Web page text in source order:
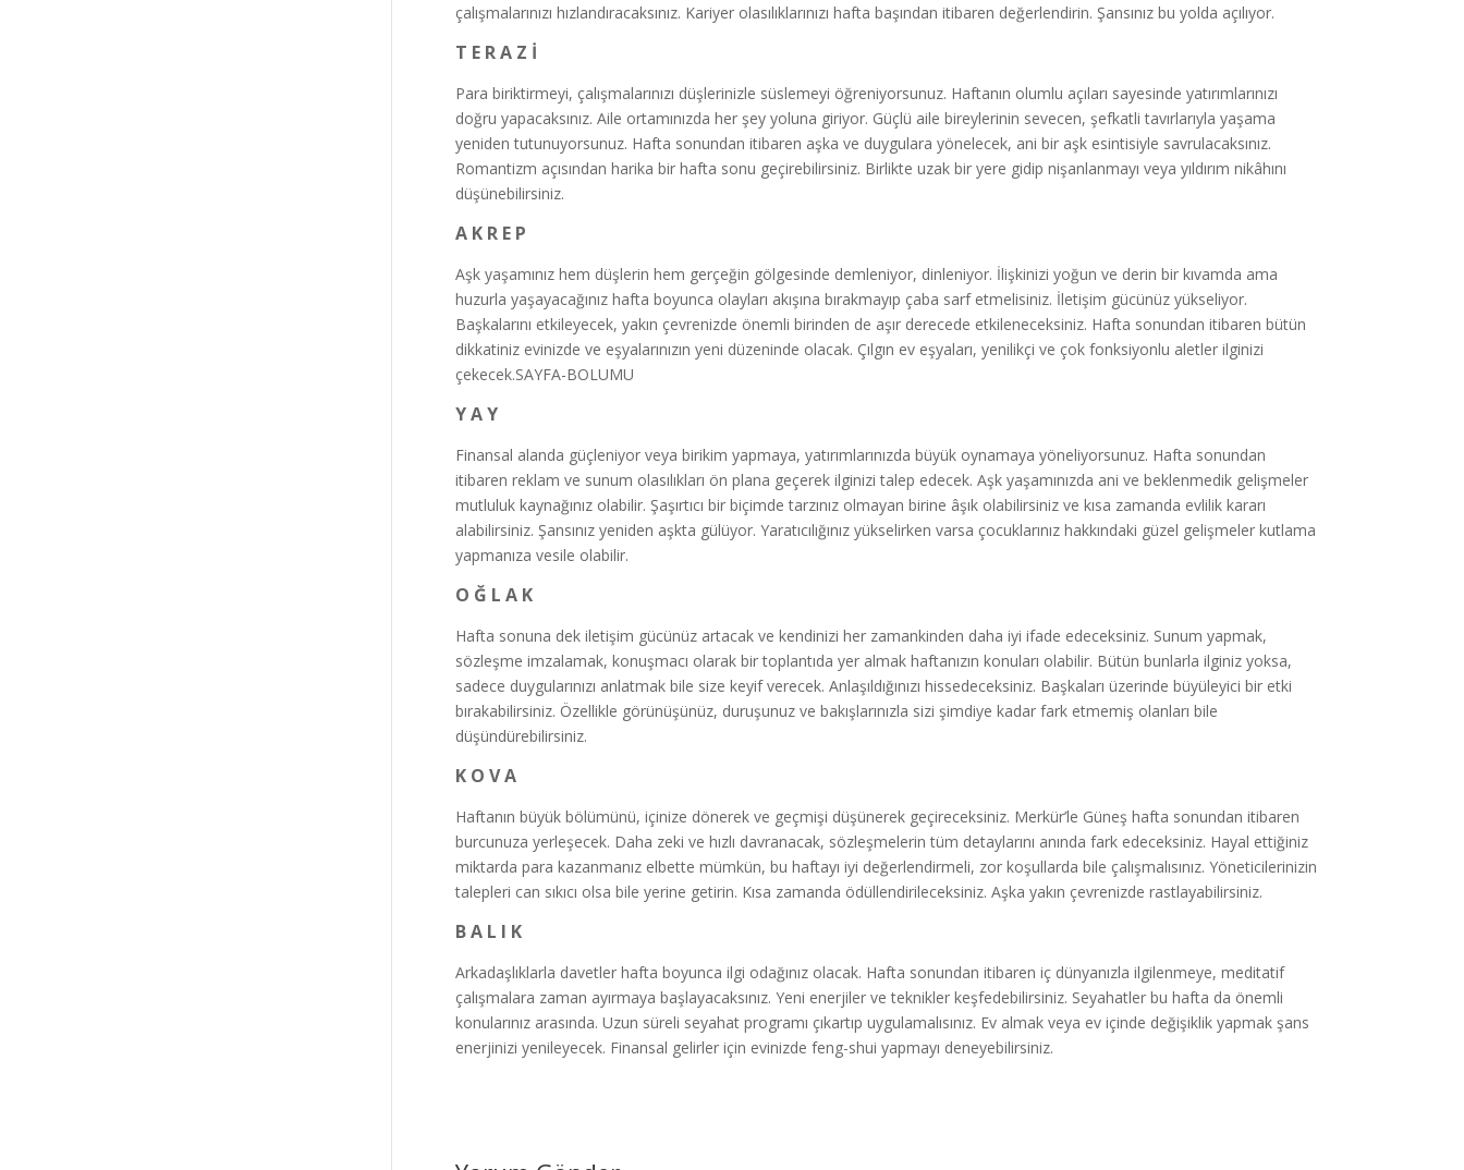
çalışmalarınızı hızlandıracaksınız. Kariyer olasılıklarınızı hafta başından itibaren değerlendirin. Şansınız bu yolda açılıyor.
T E R A Z İ
Para biriktirmeyi, çalışmalarınızı düşlerinizle süslemeyi öğreniyorsunuz. Haftanın olumlu açıları sayesinde yatırımlarınızı
doğru yapacaksınız. Aile ortamınızda her şey yoluna giriyor. Güçlü aile bireylerinin sevecen, şefkatli tavırlarıyla yaşama
yeniden tutunuyorsunuz. Hafta sonundan itibaren aşka ve duygulara yönelecek, ani bir aşk esintisiyle savrulacaksınız.
Romantizm açısından harika bir hafta sonu geçirebilirsiniz. Birlikte uzak bir yere gidip nişanlanmayı veya yıldırım nikâhını
düşünebilirsiniz.
A K R E P
Aşk yaşamınız hem düşlerin hem gerçeğin gölgesinde demleniyor, dinleniyor. İlişkinizi yoğun ve derin bir kıvamda ama
huzurla yaşayacağınız hafta boyunca olayları akışına bırakmayıp çaba sarf etmelisiniz. İletişim gücünüz yükseliyor.
Başkalarını etkileyecek, yakın çevrenizde önemli birinden de aşır derecede etkileneceksiniz. Hafta sonundan itibaren bütün
dikkatiniz evinizde ve eşyalarınızın yeni düzeninde olacak. Çılgın ev eşyaları, yenilikçi ve çok fonksiyonlu aletler ilginizi
çekecek.SAYFA-BOLUMU
Y A Y
Finansal alanda güçleniyor veya birikim yapmaya, yatırımlarınızda büyük oynamaya yöneliyorsunuz. Hafta sonundan
itibaren reklam ve sunum olasılıkları ön plana geçerek ilginizi talep edecek. Aşk yaşamınızda ani ve beklenmedik gelişmeler
mutluluk kaynağınız olabilir. Şaşırtıcı bir biçimde tarzınız olmayan birine âşık olabilirsiniz ve kısa zamanda evlilik kararı
alabilirsiniz. Şansınız yeniden aşkta gülüyor. Yaratıcılığınız yükselirken varsa çocuklarınız hakkındaki güzel gelişmeler kutlama
yapmanıza vesile olabilir.
O Ğ L A K
Hafta sonuna dek iletişim gücünüz artacak ve kendinizi her zamankinden daha iyi ifade edeceksiniz. Sunum yapmak,
sözleşme imzalamak, konuşmacı olarak bir toplantıda yer almak haftanızın konuları olabilir. Bütün bunlarla ilginiz yoksa,
sadece duygularınızı anlatmak bile size keyif verecek. Anlaşıldığınızı hissedeceksiniz. Başkaları üzerinde büyüleyici bir etki
bırakabilirsiniz. Özellikle görünüşünüz, duruşunuz ve bakışlarınızla sizi şimdiye kadar fark etmemiş olanları bile
düşündürebilirsiniz.
K O V A
Haftanın büyük bölümünü, içinize dönerek ve geçmişi düşünerek geçireceksiniz. Merkür’le Güneş hafta sonundan itibaren
burcunuza yerleşecek. Daha zeki ve hızlı davranacak, sözleşmelerin tüm detaylarını anında fark edeceksiniz. Hayal ettiğiniz
miktarda para kazanmanız elbette mümkün, bu haftayı iyi değerlendirmeli, zor koşullarda bile çalışmalısınız. Yöneticilerinizin
talepleri can sıkıcı olsa bile yerine getirin. Kısa zamanda ödüllendirileceksiniz. Aşka yakın çevrenizde rastlayabilirsiniz.
B A L I K
Arkadaşlıklarla davetler hafta boyunca ilgi odağınız olacak. Hafta sonundan itibaren iç dünyanızla ilgilenmeye, meditatif
çalışmalara zaman ayırmaya başlayacaksınız. Yeni enerjiler ve teknikler keşfedebilirsiniz. Seyahatler bu hafta da önemli
konularınız arasında. Uzun süreli seyahat programı çıkartıp uygulamalısınız. Ev almak veya ev içinde değişiklik yapmak şans
enerjinizi yenileyecek. Finansal gelirler için evinizde feng-shui yapmayı deneyebilirsiniz.